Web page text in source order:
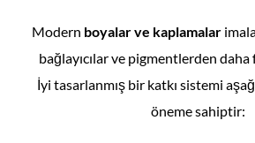
Modern boyalar ve kaplamalar
bağlayıcılar ve pigmentlerden daha
İyi tasarlanmış bir katkı sistemi
öneme sahiptir: